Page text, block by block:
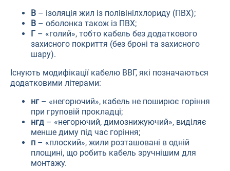
В – ізоляція жил із полівінілхлориду (ПВХ);
В – оболонка також із ПВХ;
Г – «голий», тобто кабель без додаткового
захисного покриття (без броні та захисного
шару).
Існують модифікації кабелю ВВГ, які позначаються
додатковими літерами:
нг– «негорючий», кабель не поширює горіння
при груповій прокладці;
нгд – «негорючий, димознижуючий», виділяє
менше диму під час горіння;
п – «плоский», жили розташовані в одній
площині, що робить кабель зручнішим для
монтажу.